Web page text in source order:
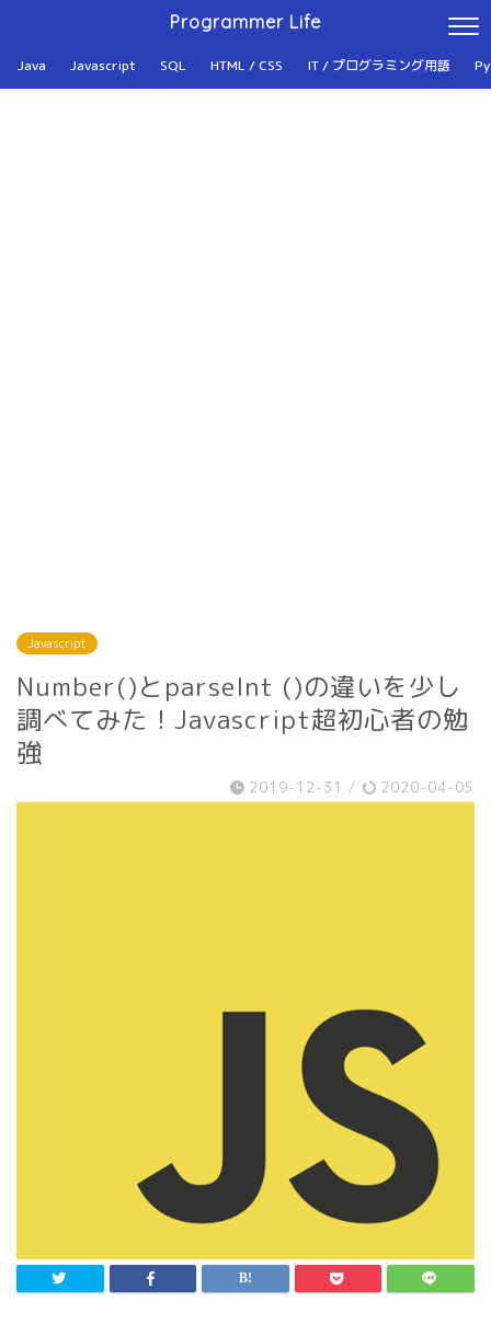
Programmer Life
Java Javascript SQL HTML / CSS IT / プログラミング用語
Javascript
Number()とparseInt ()の違いを少し
調べてみた！Javascript超初心者の勉
強
2019-12-31 / 2020-04-05